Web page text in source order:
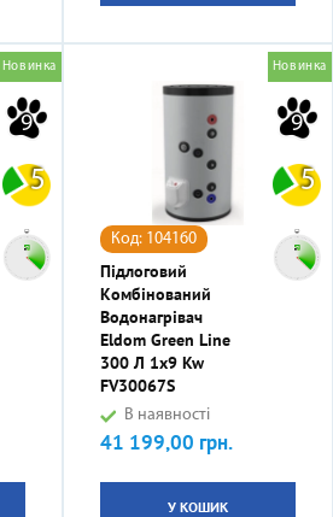
Новинка
9
5
Новинка
9
5
Код: 104160
Підлоговий
Комбінований
Водонагрівач
Eldom Green Line
300 Л 1x9 Kw
FV30067S
В наявності
Ціна
41 199,00 грн.
У КОШИК